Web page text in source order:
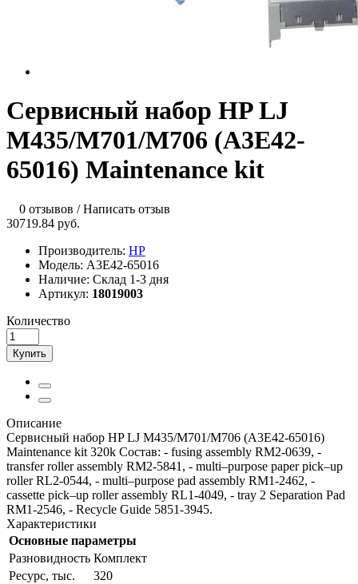
Сервисный набор HP LJ
M435/M701/M706 (A3E42-
65016) Maintenance kit
0 отзывов /Написать отзыв
30719.84 руб.
Производитель: HP
Модель: A3E42-65016
Наличие: Склад 1-3 дня
Артикул: 18019003
Количество
Купить
Описание
Сервисный набор HP LJ M435/M701/M706 (A3E42-65016)
Maintenance kit 320k Состав: - fusing assembly RM2-0639, -
transfer roller assembly RM2-5841, - multi–purpose paper pick–up
roller RL2-0544, - multi–purpose pad assembly RM1-2462, -
cassette pick–up roller assembly RL1-4049, - tray 2 Separation Pad
RM1-2546, - Recycle Guide 5851-3945.
Характеристики
Основные параметры
Разновидность Комплект
Ресурс, тыс.
320